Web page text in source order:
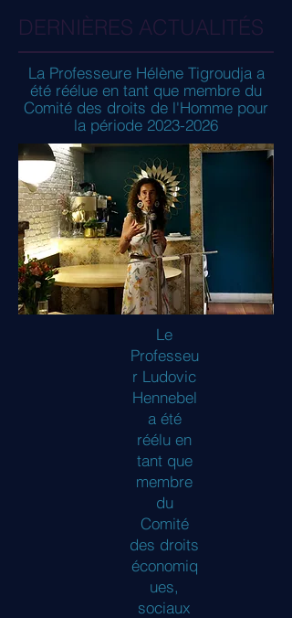
DERNIÈRES ACTUALITÉS
La Professeure Hélène Tigroudja a
été réélue en tant que membre du
Comité des droits de l'Homme pour
la période 2023-2026
Le
Professeu
r Ludovic
Hennebel
a été
réélu en
tant que
membre
du
Comité
des droits
économiq
ues,
sociaux